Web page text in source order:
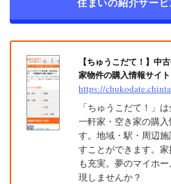
【ちゅうこだて！】中
家物件の購入情報サイト
https://
「ちゅうこだて！」
一軒家・空き家の購
す。地域・駅・周辺
すことができます。
も充実。夢のマイホ
現しませんか？